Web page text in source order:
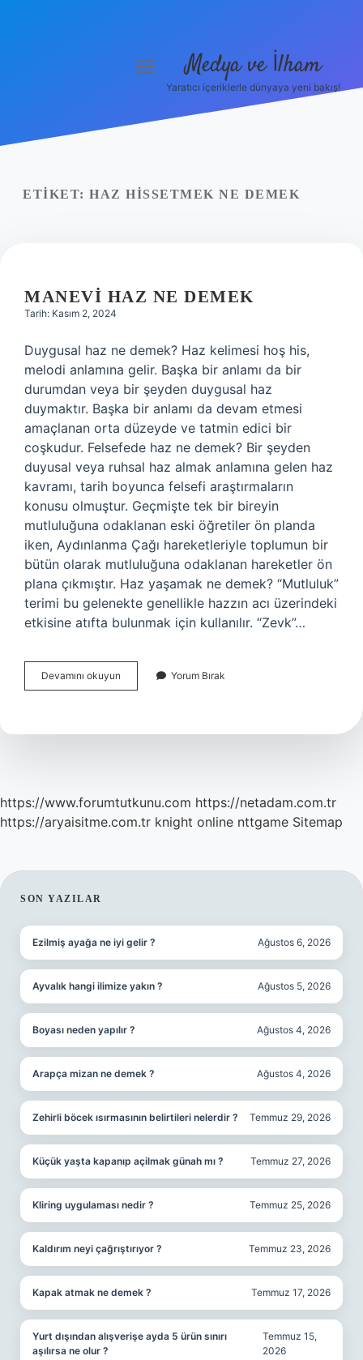
Yasal Uyarı
menüyüMedya ve İlham
Yaratıcı içeriklerle dünyaya yeni bakış!
ETIKET: HAZ HISSETMEK NE DEMEK
MANEVI HAZ NE DEMEK
Tarih: Kasım 2, 2024
Duygusal haz ne demek? Haz kelimesi hoş his,
melodi anlamına gelir. Başka bir anlamı da bir
durumdan veya bir şeyden duygusal haz
duymaktır. Başka bir anlamı da devam etmesi
amaçlanan orta düzeyde ve tatmin edici bir
coşkudur. Felsefede haz ne demek? Bir şeyden
duyusal veya ruhsal haz almak anlamına gelen haz
kavramı, tarih boyunca felsefi araştırmaların
konusu olmuştur. Geçmişte tek bir bireyin
mutluluğuna odaklanan eski öğretiler ön planda
iken, Aydınlanma Çağı hareketleriyle toplumun bir
bütün olarak mutluluğuna odaklanan hareketler ön
plana çıkmıştır. Haz yaşamak ne demek? “Mutluluk”
terimi bu gelenekte genellikle hazzın acı üzerindeki
etkisine atıfta bulunmak için kullanılır. “Zevk”…
Devamını okuyun
Haz
Yorum Bırak
https://www.forumtutkunu.com https://netadam.com.tr
https://aryaisitme.com.tr knight online nttgame Sitemap
SIDEBAR
SON YAZILAR
Ezilmiş ayağa ne iyi gelir ? Ağustos 6, 2026
Ayvalık hangi ilimize yakın ? Ağustos 5, 2026
Boyası neden yapılır ? Ağustos 4, 2026
Arapça mizan ne demek ? Ağustos 4, 2026
Zehirli böcek ısırmasının belirtileri nelerdir ? Temmuz 29, 2026
Küçük yaşta kapanıp açilmak günah mı ? Temmuz 27, 2026
Kliring uygulaması nedir ? Temmuz 25, 2026
Kaldırım neyi çağrıştırıyor ? Temmuz 23, 2026
Kapak atmak ne demek ? Temmuz 17, 2026
Yurt dışından alışverişe ayda 5 ürün sınırı
aşılırsa ne olur ?
Temmuz 15,
2026